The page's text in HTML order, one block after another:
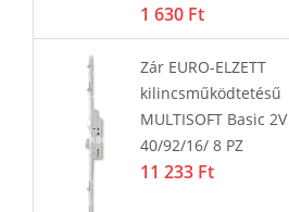
1 630 Ft
Zár EURO-ELZETT
kilincsműködtetésű
MULTISOFT Basic 2V
40/92/16/ 8 PZ
11 233 Ft